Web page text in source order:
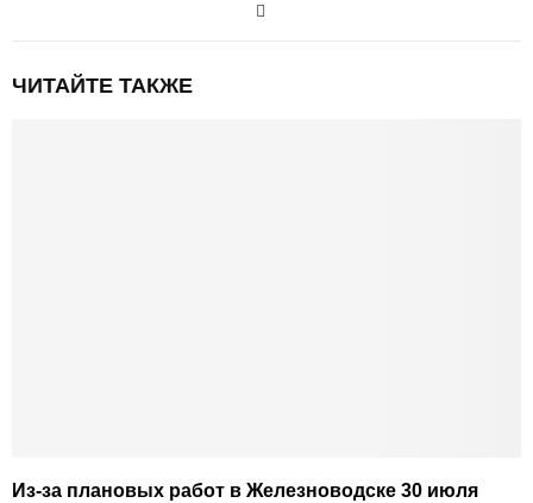
ЧИТАЙТЕ ТАКЖЕ
Из-за плановых работ в Железноводске 30 июля